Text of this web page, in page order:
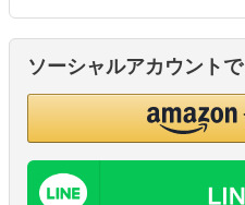
ソーシャルアカウント